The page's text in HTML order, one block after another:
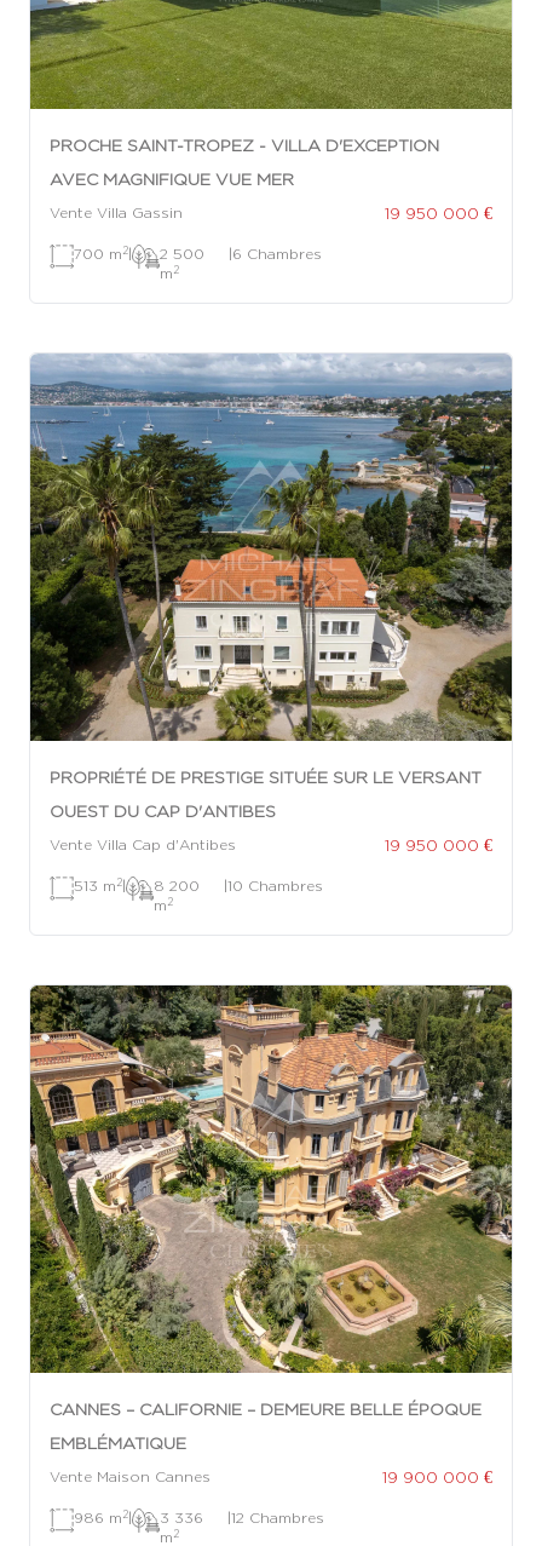
PROCHE SAINT-TROPEZ - VILLA D'EXCEPTION
AVEC MAGNIFIQUE VUE MER
Vente Villa Gassin 19 950 000 €
700 m 2|
2 500
m 2
|6 Chambres
PROPRIÉTÉ DE PRESTIGE SITUÉE SUR LE VERSANT
OUEST DU CAP D'ANTIBES
Vente Villa Cap d'Antibes 19 950 000 €
513 m 2|
8 200
m 2
|10 Chambres
CANNES – CALIFORNIE – DEMEURE BELLE ÉPOQUE
EMBLÉMATIQUE
Vente Maison Cannes 19 900 000 €
986 m 2|
3 336
m 2
|12 Chambres